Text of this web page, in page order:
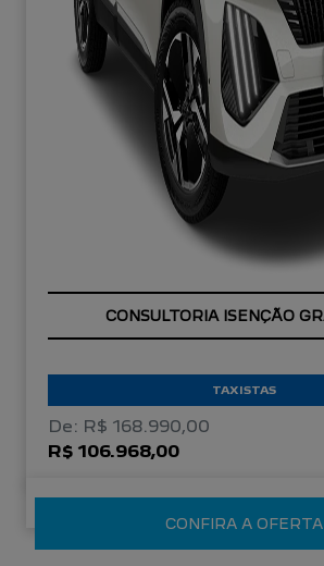
OPORTUNIDADE
TAXISTAS
De: R$ 168.990,00
R$ 106.968,00
CONFIRA A OFERTA